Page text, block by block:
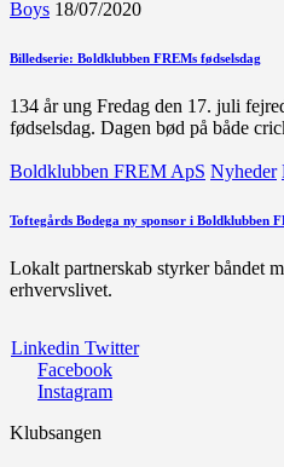
Boys 18/07/2020
Billedserie: Boldklubben FREMs fødselsdag
134 år ung Fredag den 17. juli
fødselsdag. Dagen bød på både
Boldklubben FREM ApS Nyheder
Toftegårds Bodega ny sponsor i Boldklubben
Lokalt partnerskab styrker båndet
erhvervslivet.
Linkedin Twitter
Facebook
Instagram
Klubsangen